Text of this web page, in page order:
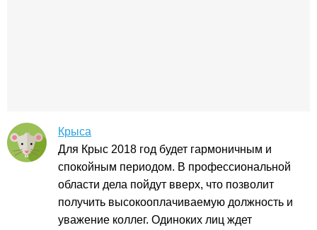
Крыса
Для Крыс 2018 год будет гармоничным и
спокойным периодом. В профессиональной
области дела пойдут вверх, что позволит
получить высокооплачиваемую должность и
уважение коллег. Одиноких лиц ждет